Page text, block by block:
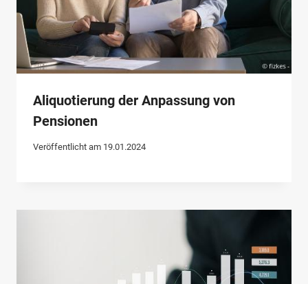
Aliquotierung der Anpassung von
Pensionen
Veröffentlicht am 19.01.2024